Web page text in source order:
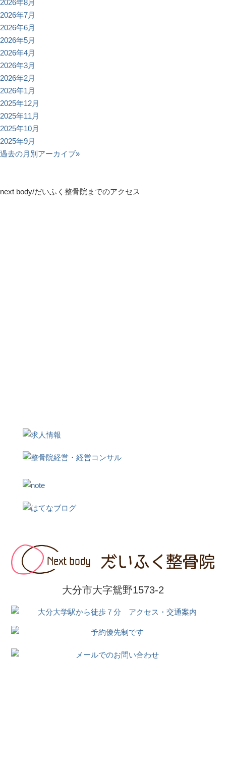
2026年8月
2026年7月
2026年6月
2026年5月
2026年4月
2026年3月
2026年2月
2026年1月
2025年12月
2025年11月
2025年10月
2025年9月
過去の月別アーカイブ»
next body/だいふく整骨院までのアクセス
大分市大字鴛野1573-2